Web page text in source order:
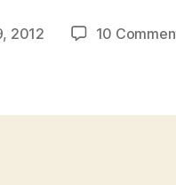
2012 10